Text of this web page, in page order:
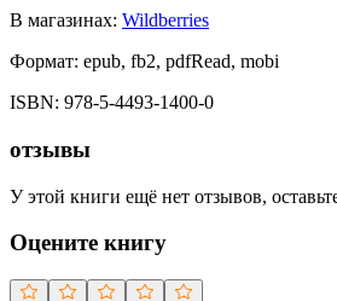
В магазинах: Wildberries
Формат: epub, fb2, pdfRead, mobi
ISBN: 978-5-4493-1400-0
отзывы
У этой книги ещё нет отзывов,
Оцените книгу